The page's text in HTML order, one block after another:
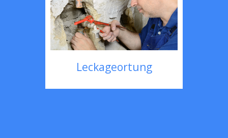
Leckageortung